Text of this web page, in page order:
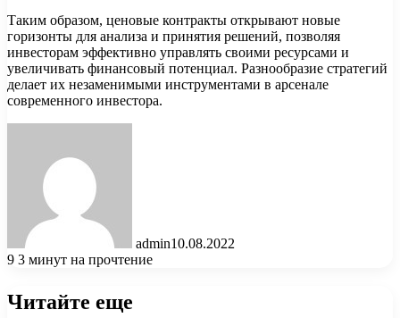
Таким образом, ценовые контракты открывают новые
горизонты для анализа и принятия решений, позволяя
инвесторам эффективно управлять своими ресурсами и
увеличивать финансовый потенциал. Разнообразие стратегий
делает их незаменимыми инструментами в арсенале
современного инвестора.
admin10.08.2022
9 3 минут на прочтение
Читайте еще